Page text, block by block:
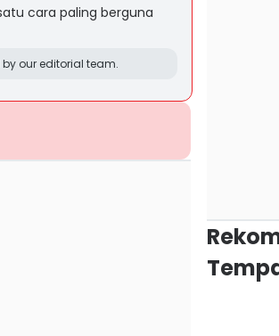
cara paling berguna
our editorial team.